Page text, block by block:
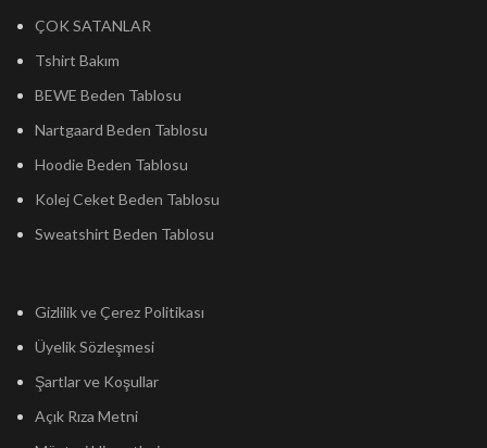
ÇOK SATANLAR
Tshirt Bakım
BEWE Beden Tablosu
Nartgaard Beden Tablosu
Hoodie Beden Tablosu
Kolej Ceket Beden Tablosu
Sweatshirt Beden Tablosu
Gizlilik ve Çerez Politikası
Üyelik Sözleşmesi
Şartlar ve Koşullar
Açık Rıza Metni